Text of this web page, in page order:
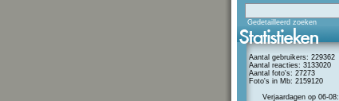
Gedetailleerd zoeken
Aantal gebruikers: 229362
Aantal reacties: 3133020
Aantal foto's: 27273
Foto's in Mb: 2159120
Verjaardagen op 06-08: